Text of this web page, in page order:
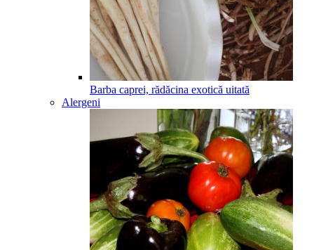
Barba caprei, rădăcina exotică uitată
Alergeni